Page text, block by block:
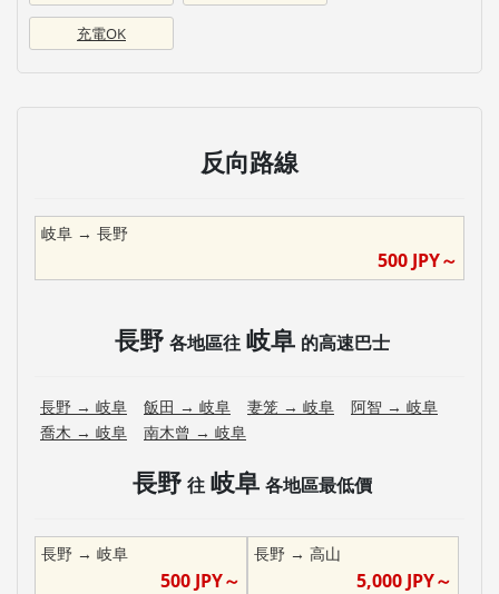
充電OK
反向路線
岐阜 → 長野
500 JPY～
長野 各地區往 岐阜 的高速巴士
長野 → 岐阜 飯田 → 岐阜 妻笼 → 岐阜 阿智 → 岐阜
喬木 → 岐阜 南木曾 → 岐阜
長野 往 岐阜 各地區最低價
長野 → 岐阜
500JPY～
長野→ 高山
5,000 JPY～